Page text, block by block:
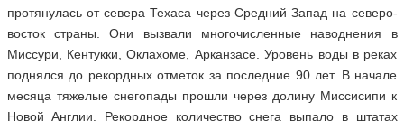
протянулась от севера Техаса через Средний Запад на северо-
восток страны. Они вызвали многочисленные наводнения в
Миссури, Кентукки, Оклахоме, Арканзасе. Уровень воды в реках
поднялся до рекордных отметок за последние 90 лет. В начале
месяца тяжелые снегопады прошли через долину Миссисипи к
Новой Англии. Рекордное количество снега выпало в штатах